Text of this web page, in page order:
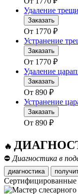
Удаление
Заказать
От 1770 ₽
Устранение
Заказать
От 1770 ₽
Удаление
Заказать
От 890 ₽
Устранение
Заказать
От 890 ₽
🔥
⛔ Диагностика в
диагностика
Сертифицированные